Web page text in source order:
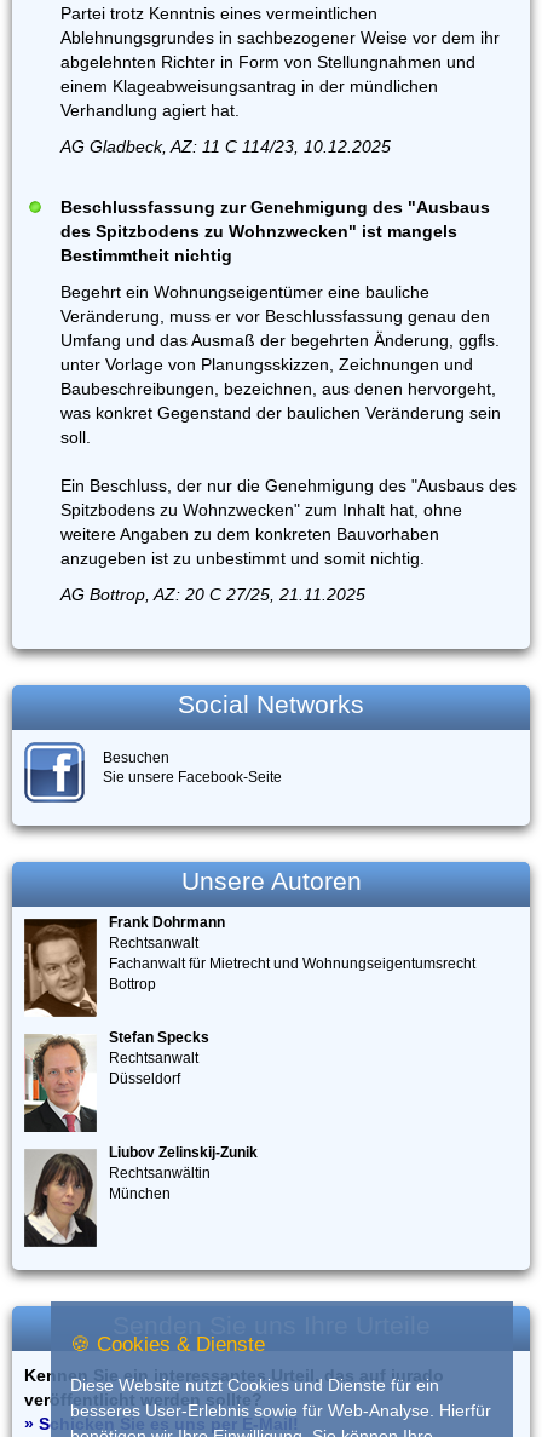
Partei trotz Kenntnis eines vermeintlichen
Ablehnungsgrundes in sachbezogener Weise vor dem ihr
abgelehnten Richter in Form von Stellungnahmen und
einem Klageabweisungsantrag in der mündlichen
Verhandlung agiert hat.
AG Gladbeck, AZ: 11 C 114/23, 10.12.2025
Beschlussfassung zur Genehmigung des "Ausbaus
des Spitzbodens zu Wohnzwecken" ist mangels
Bestimmtheit nichtig
Begehrt ein Wohnungseigentümer eine bauliche
Veränderung, muss er vor Beschlussfassung genau den
Umfang und das Ausmaß der begehrten Änderung, ggfls.
unter Vorlage von Planungsskizzen, Zeichnungen und
Baubeschreibungen, bezeichnen, aus denen hervorgeht,
was konkret Gegenstand der baulichen Veränderung sein
soll.
Ein Beschluss, der nur die Genehmigung des "Ausbaus des
Spitzbodens zu Wohnzwecken" zum Inhalt hat, ohne
weitere Angaben zu dem konkreten Bauvorhaben
anzugeben ist zu unbestimmt und somit nichtig.
AG Bottrop, AZ: 20 C 27/25, 21.11.2025
Social Networks
Besuchen
Sie unsere Facebook-Seite
Unsere Autoren
Frank Dohrmann
Rechtsanwalt
Fachanwalt für Mietrecht und Wohnungseigentumsrecht
Bottrop
Stefan Specks
Rechtsanwalt
Düsseldorf
Liubov Zelinskij-Zunik
Rechtsanwältin
München
Kennen Sie ein interessantes Urteil, das auf iurado
veröffentlicht werden sollte?
» Schicken Sie es uns per E-Mail!
🍪 Cookies & Dienste
Diese Website nutzt Cookies und Dienste für ein
besseres User-Erlebnis sowie für Web-Analyse. Hierfür